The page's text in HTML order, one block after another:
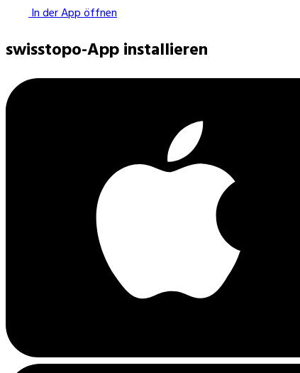
In der App öffnen
swisstopo-App installieren